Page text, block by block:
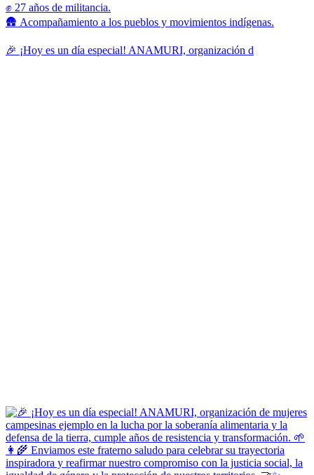
✊ 27 años de militancia.
🛖 Acompañamiento a los pueblos y movimientos indígenas.
🎉 ¡Hoy es un día especial! ANAMURI, organización d